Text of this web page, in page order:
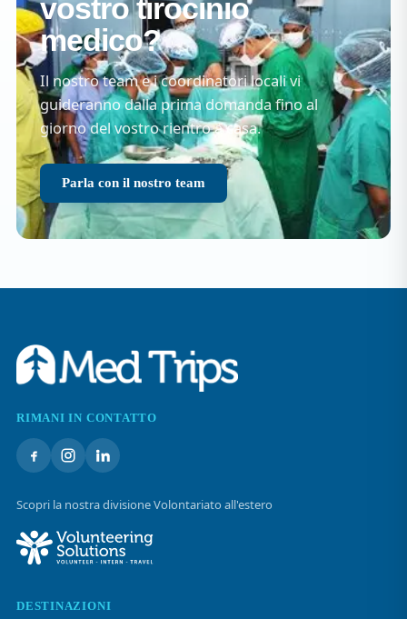
vostro tirocinio
medico?
Il nostro team e i coordinatori locali vi
guideranno dalla prima domanda fino al
giorno del vostro rientro a casa.
Parla con il nostro team
RIMANI IN CONTATTO
Scopri la nostra divisione Volontariato all'estero
DESTINAZIONI